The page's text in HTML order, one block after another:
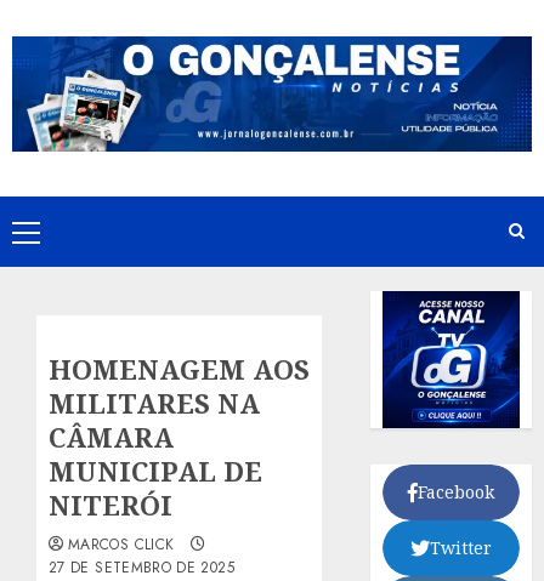
to
content
Primary
Menu
HOMENAGEM AOS
MILITARES NA
CÂMARA
MUNICIPAL DE
NITERÓI
MARCOS CLICK
27 DE SETEMBRO DE 2025
Facebook
Twitter